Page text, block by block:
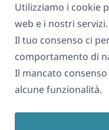
Utilizziamo i cookie
web e i nostri servizi.
Il tuo consenso ci
comportamento di
Il mancato
alcune funzionalità.
GDPR e